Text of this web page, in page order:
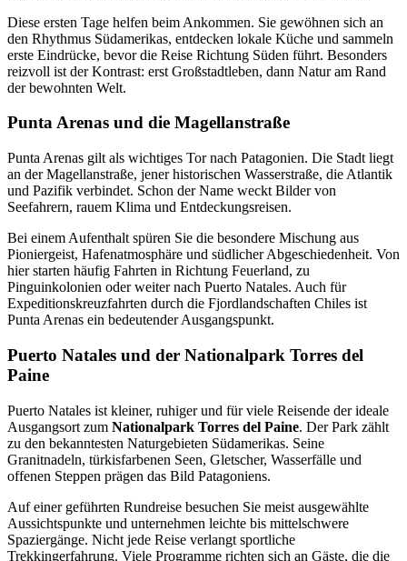
Diese ersten Tage helfen beim Ankommen. Sie gewöhnen sich an
den Rhythmus Südamerikas, entdecken lokale Küche und sammeln
erste Eindrücke, bevor die Reise Richtung Süden führt. Besonders
reizvoll ist der Kontrast: erst Großstadtleben, dann Natur am Rand
der bewohnten Welt.
Punta Arenas und die Magellanstraße
Punta Arenas gilt als wichtiges Tor nach Patagonien. Die Stadt liegt
an der Magellanstraße, jener historischen Wasserstraße, die Atlantik
und Pazifik verbindet. Schon der Name weckt Bilder von
Seefahrern, rauem Klima und Entdeckungsreisen.
Bei einem Aufenthalt spüren Sie die besondere Mischung aus
Pioniergeist, Hafenatmosphäre und südlicher Abgeschiedenheit. Von
hier starten häufig Fahrten in Richtung Feuerland, zu
Pinguinkolonien oder weiter nach Puerto Natales. Auch für
Expeditionskreuzfahrten durch die Fjordlandschaften Chiles ist
Punta Arenas ein bedeutender Ausgangspunkt.
Puerto Natales und der Nationalpark Torres del
Paine
Puerto Natales ist kleiner, ruhiger und für viele Reisende der ideale
Ausgangsort zum Nationalpark Torres del Paine. Der Park zählt
zu den bekanntesten Naturgebieten Südamerikas. Seine
Granitnadeln, türkisfarbenen Seen, Gletscher, Wasserfälle und
offenen Steppen prägen das Bild Patagoniens.
Auf einer geführten Rundreise besuchen Sie meist ausgewählte
Aussichtspunkte und unternehmen leichte bis mittelschwere
Spaziergänge. Nicht jede Reise verlangt sportliche
Trekkingerfahrung. Viele Programme richten sich an Gäste, die die